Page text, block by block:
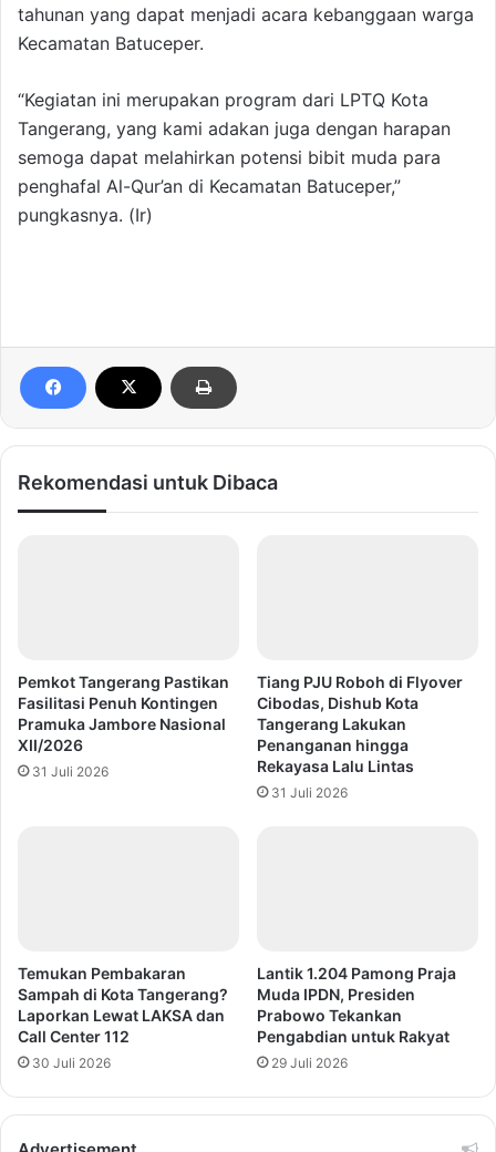
tahunan yang dapat menjadi acara kebanggaan warga
Kecamatan Batuceper.
“Kegiatan ini merupakan program dari LPTQ Kota
Tangerang, yang kami adakan juga dengan harapan
semoga dapat melahirkan potensi bibit muda para
penghafal Al-Qur’an di Kecamatan Batuceper,”
pungkasnya. (Ir)
Rekomendasi untuk Dibaca
Pemkot Tangerang Pastikan
Fasilitasi Penuh Kontingen
Pramuka Jambore Nasional
XII/2026
31 Juli 2026
Tiang PJU Roboh di Flyover
Cibodas, Dishub Kota
Tangerang Lakukan
Penanganan hingga
Rekayasa Lalu Lintas
31 Juli 2026
Temukan Pembakaran
Sampah di Kota Tangerang?
Laporkan Lewat LAKSA dan
Call Center 112
30 Juli 2026
Lantik 1.204 Pamong Praja
Muda IPDN, Presiden
Prabowo Tekankan
Pengabdian untuk Rakyat
29 Juli 2026